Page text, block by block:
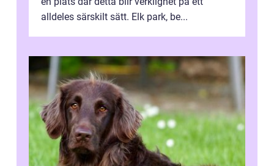
alldeles särskilt sätt. Elk park, be...